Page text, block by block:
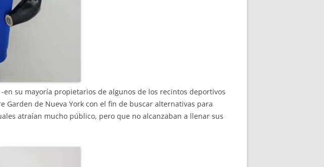
su mayoría propietarios de algunos de los recintos deportivos
de Nueva York con el fin de buscar alternativas para
atraían mucho público, pero que no alcanzaban a llenar sus